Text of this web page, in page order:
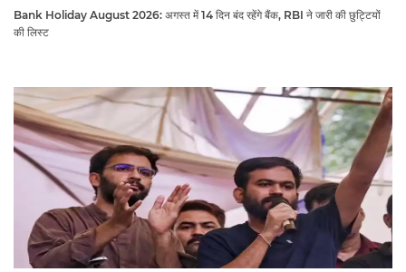
Bank Holiday August 2026: अगस्त में 14 दिन बंद रहेंगे बैंक, RBI ने जारी की छुट्टियों
की लिस्ट​​​​​​​